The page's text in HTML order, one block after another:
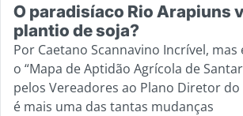
O paradisíaco Rio Arapiuns
plantio de soja?
Por Caetano Scannavino Incrível,
o “Mapa de Aptidão Agrícola de
pelos Vereadores ao Plano Diretor do
é mais uma das tantas mudanças